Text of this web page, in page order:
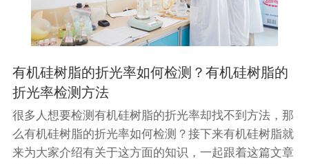
有机硅树脂的折光率如何检测？有机硅树脂的
折光率检测方法
很多人想要检测有机硅树脂的折光率却找不到方法，那
么有机硅树脂的折光率如何检测？接下来有机硅树脂就
来为大家介绍有关于这方面的知识，一起跟着这篇文章